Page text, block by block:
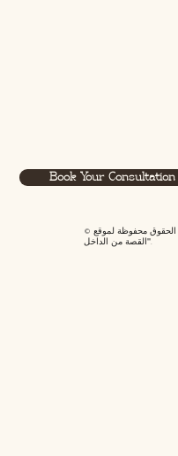
Book Your
© ٢٠٢٣، جميع الحقوق محفوظة لموقع
"القصة من الداخل".